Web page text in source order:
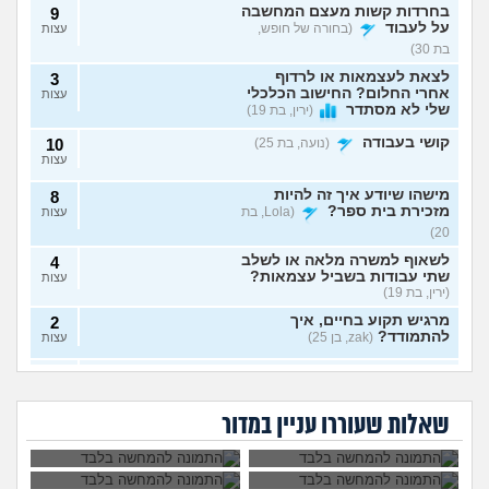
בחרדות קשות מעצם המחשבה
על לעבוד
(בחורה של חופש,
בת 30)
9
עצות
לצאת לעצמאות או לרדוף
אחרי החלום? החישוב הכלכלי
שלי לא מסתדר
(ירין, בת 19)
3
עצות
קושי בעבודה (נועה, בת 25) 10
עצות
מישהו שיודע איך זה להיות
מזכירת בית ספר?
(Lola, בת
20)
8
עצות
לשאוף למשרה מלאה או לשלב
שתי עבודות בשביל עצמאות?
(ירין, בת 19)
4
עצות
מרגיש תקוע בחיים, איך
להתמודד? (zak, בן 25)
2
עצות
איך לעשות כסף מתמונות של
בלי שיגלו אותי?
(אליס, בת
20)
7
ניסיתי כמעט הכול בקשר
לעבודה סלאש לימודים
עצות
שאלות שעוררו עניין במדור
יכולים לפטר אותי כי
בקפה לאחד
העובדים?
הגשתי ציפיית שכר
לי יותר ניסיון, למה
הוא מקבל שכר גבוה
יותר?
אני מעצבת גרפית,
האם AI באמת יקח לי
את העבודה בסוף?
ללכת להפגין? זה
בעתיד?